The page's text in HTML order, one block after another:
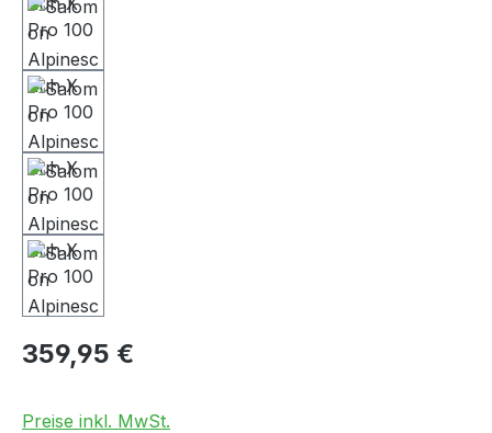
Regulärer Preis:
359,95 €
Preise inkl. MwSt.